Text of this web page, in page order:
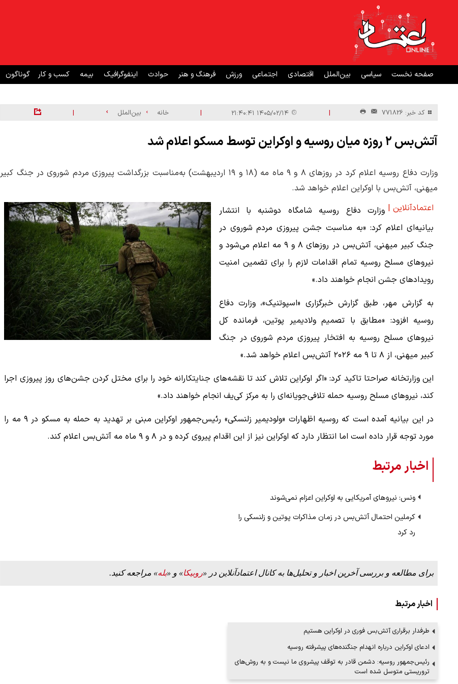
صفحه نخست سیاسی بین‌الملل اقتصادی اجتماعی ورزش فرهنگ و هنر حوادث اینفوگرافیک بیمه کسب و کار گوناگون
کد خبر: 771826 | ۱۴۰۵/۰۲/۱۴ ۲۱:۴۰:۴۱ | خانه بین‌الملل |
آتش‌بس ۲ روزه میان روسیه و اوکراین توسط مسکو اعلام شد
وزارت دفاع روسیه اعلام کرد در روزهای ۸ و ۹ ماه مه (۱۸ و ۱۹ اردیبهشت) به‌مناسبت بزرگداشت پیروزی مردم شوروی در جنگ کبیر
میهنی، آتش‌بس با اوکراین اعلام خواهد شد.
اعتمادآنلاین | وزارت دفاع روسیه شامگاه دوشنبه با انتشار
بیانیه‌ای اعلام کرد: «به مناسبت جشن پیروزی مردم شوروی در
جنگ کبیر میهنی، آتش‌بس در روزهای ۸ و ۹ مه اعلام می‌شود و
نیروهای مسلح روسیه تمام اقدامات لازم را برای تضمین امنیت
رویدادهای جشن انجام خواهند داد.»
به گزارش مهر، طبق گزارش خبرگزاری «اسپوتنیک»، وزارت دفاع
روسیه افزود: «مطابق با تصمیم ولادیمیر پوتین، فرمانده کل
نیروهای مسلح روسیه به افتخار پیروزی مردم شوروی در جنگ
کبیر میهنی، از ۸ تا ۹ مه ۲۰۲۶ آتش‌بس اعلام خواهد شد.»
این وزارتخانه صراحتا تاکید کرد: «اگر اوکراین تلاش کند تا نقشه‌های جنایتکارانه خود را برای مختل کردن جشن‌های روز پیروزی اجرا
کند، نیروهای مسلح روسیه حمله تلافی‌جویانه‌ای را به مرکز کی‌یف انجام خواهند داد.»
در این بیانیه آمده است که روسیه اظهارات «ولودیمیر زلنسکی» رئیس‌جمهور اوکراین مبنی بر تهدید به حمله به مسکو در ۹ مه را
مورد توجه قرار داده است اما انتظار دارد که اوکراین نیز از این اقدام پیروی کرده و در ۸ و ۹ ماه مه آتش‌بس اعلام کند.
اخبار مرتبط
ونس: نیروهای آمریکایی به اوکراین اعزام نمی‌شوند
کرملین احتمال آتش‌بس در زمان مذاکرات پوتین و زلنسکی را
رد کرد
برای مطالعه و بررسی آخرین اخبار و تحلیل‌ها به کانال اعتمادآنلاین در «روبیکا» و «بله» مراجعه کنید.
اخبار مرتبط
طرفدار برقراری آتش‌بس فوری در اوکراین هستیم
ادعای اوکراین درباره انهدام جنگنده‌های پیشرفته روسیه
رئیس‌جمهور روسیه: دشمن قادر به توقف پیشروی ما نیست و به روش‌های
تروریستی متوسل شده است